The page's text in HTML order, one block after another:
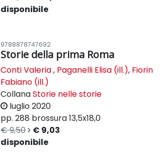
disponibile
9788878747692
Storie della prima Roma
Conti Valeria, Paganelli Elisa (ill.), Fiorin
Fabiano (ill.)
CollanaStorie nelle storie
luglio 2020
pp. 288 brossura13,5x18,0
€ 9,50
€ 9,03
disponibile